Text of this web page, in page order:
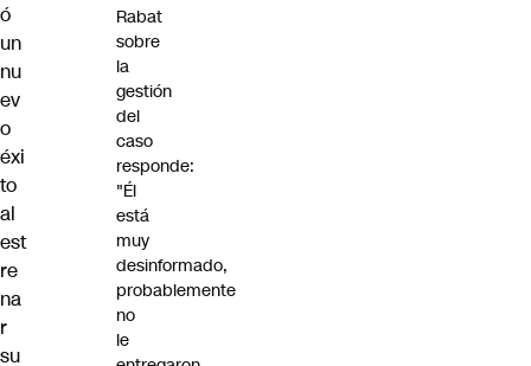
ó
un
nu
ev
o
éxi
to
al
est
re
na
r
su
Rabat
sobre
la
gestión
del
caso
responde:
"Él
está
muy
desinformado,
probablemente
no
le